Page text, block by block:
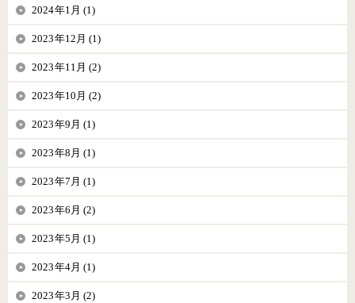
2024年1月 (1)
2023年12月 (1)
2023年11月 (2)
2023年10月 (2)
2023年9月 (1)
2023年8月 (1)
2023年7月 (1)
2023年6月 (2)
2023年5月 (1)
2023年4月 (1)
2023年3月 (2)